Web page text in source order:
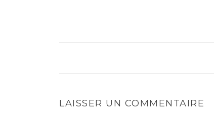
LAISSER UN COMMENTAIRE